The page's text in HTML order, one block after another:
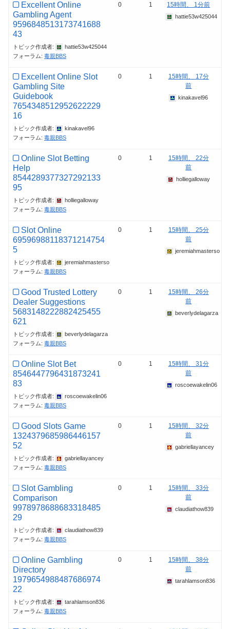
Excellent Online
Gambling Agent
9596848513173741688
43
トピック作成者:
hattie53w425044
フォーラム: 毒親BBS
0 1 15時間、 1分前
hattie53w425044
Excellent Online Slot
Gambling Site
Guidebook
7654348512952622229
16
トピック作成者:
kinakavel96
フォーラム: 毒親BBS
0 1
15時間、 17分
前
kinakavel96
Online Slot Betting
Help
8544289377327292133
95
トピック作成者:
holliegalloway
フォーラム: 毒親BBS
0 1
15時間、 22分
前
holliegalloway
Slot Online
69596988118371214754
5
トピック作成者:
jeremiahmasterso
フォーラム: 毒親BBS
0 1
15時間、 25分
前
jeremiahmasterso
Good Trusted Lottery
Dealer Suggestions
5683148222882425455
621
トピック作成者:
beverlydelagarza
フォーラム: 毒親BBS
0 1
15時間、 26分
前
beverlydelagarza
Online Slot Bet
8546447796431873241
83
トピック作成者:
roscoewakelin06
フォーラム: 毒親BBS
0 1
15時間、 31分
前
roscoewakelin06
Good Slots Game
1324379685986446157
52
トピック作成者:
gabriellayancey
フォーラム: 毒親BBS
0 1
15時間、 32分
前
gabriellayancey
Slot Gambling
Comparison
9978978688683318485
29
トピック作成者:
claudiathow839
フォーラム: 毒親BBS
0 1
15時間、 33分
前
claudiathow839
Online Gambling
Directory
1979654988487686974
22
トピック作成者:
tarahlamson836
フォーラム: 毒親BBS
0 1
15時間、 38分
前
tarahlamson836